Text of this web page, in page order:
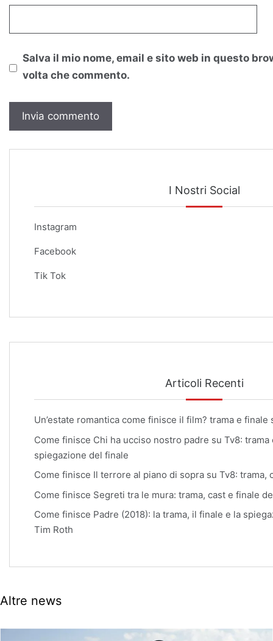
Salva il mio nome, email e sito web in questo
volta che commento.
I Nostri Social
Instagram
Facebook
Tik Tok
Articoli Recenti
Un’estate romantica come finisce il film? trama e finale
Come finisce Chi ha ucciso nostro padre su Tv8: trama
spiegazione del finale
Come finisce Il terrore al piano di sopra su Tv8: trama,
Come finisce Segreti tra le mura: trama, cast e finale
Come finisce Padre (2018): la trama, il finale e la
Tim Roth
Altre news